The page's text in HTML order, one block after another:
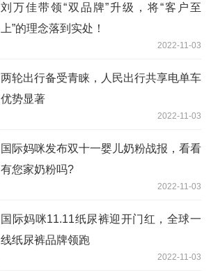
刘万佳带领“双品牌”升级，将“客户至
上”的理念落到实处！
2022-11-03
两轮出行备受青睐，人民出行共享电单车
优势显著
2022-11-03
国际妈咪发布双十一婴儿奶粉战报，看看
有您家奶粉吗?
2022-11-03
国际妈咪11.11纸尿裤迎开门红，全球一
线纸尿裤品牌领跑
2022-11-03